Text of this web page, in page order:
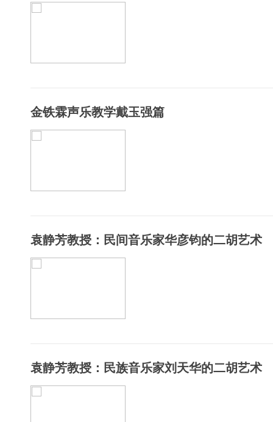
金铁霖声乐教学戴玉强篇
袁静芳教授：民间音乐家华彦钧的二胡艺术
袁静芳教授：民族音乐家刘天华的二胡艺术